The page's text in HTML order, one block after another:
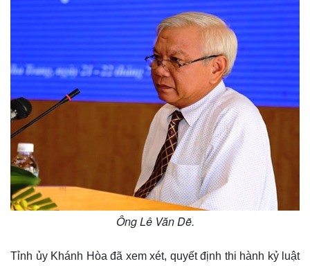
Ông Lê Văn Dẽ.
Tỉnh ủy Khánh Hòa đã xem xét, quyết định thi hành kỷ luật